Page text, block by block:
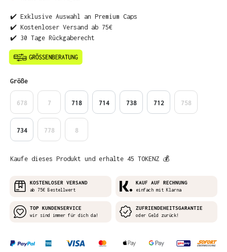
✔️ Exklusive Auswahl an Premium Caps
✔️ Kostenloser Versand ab 75€
✔️ 30 Tage Rückgaberecht
Größeauswählen
678 7 718 714 738 712 758
734 778 8
Kaufe dieses Produkt und erhalte 45 TOKENZ 💰
KOSTENLOSER VERSAND
ab 75€ Bestellwert
KAUF AUF RECHNUNG
einfach mit Klarna
TOP KUNDENSERVICE
wir sind immer für dich da!
ZUFRIENDEHEITSGARANTIE
oder Geld zurück!